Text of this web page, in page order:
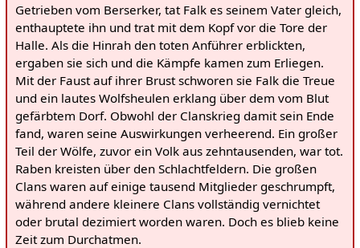
Getrieben vom Berserker, tat Falk es seinem Vater gleich,
enthauptete ihn und trat mit dem Kopf vor die Tore der
Halle. Als die Hinrah den toten Anführer erblickten,
ergaben sie sich und die Kämpfe kamen zum Erliegen.
Mit der Faust auf ihrer Brust schworen sie Falk die Treue
und ein lautes Wolfsheulen erklang über dem vom Blut
gefärbtem Dorf. Obwohl der Clanskrieg damit sein Ende
fand, waren seine Auswirkungen verheerend. Ein großer
Teil der Wölfe, zuvor ein Volk aus zehntausenden, war tot.
Raben kreisten über den Schlachtfeldern. Die großen
Clans waren auf einige tausend Mitglieder geschrumpft,
während andere kleinere Clans vollständig vernichtet
oder brutal dezimiert worden waren. Doch es blieb keine
Zeit zum Durchatmen.